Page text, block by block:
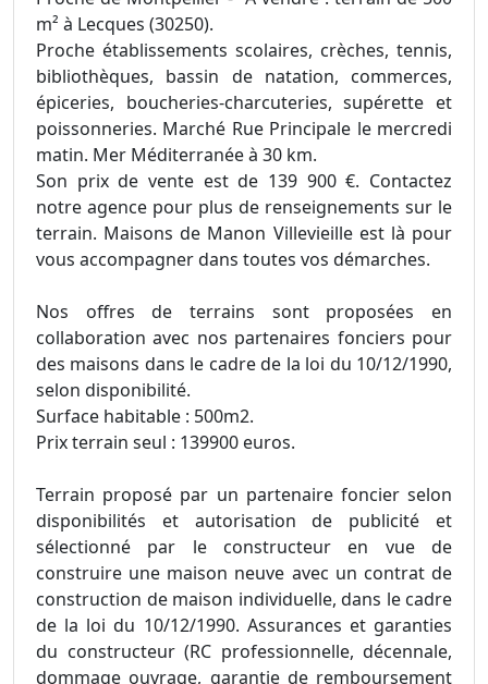
m² à Lecques (30250).
Proche établissements scolaires, crèches, tennis,
bibliothèques, bassin de natation, commerces,
épiceries, boucheries-charcuteries, supérette et
poissonneries. Marché Rue Principale le mercredi
matin. Mer Méditerranée à 30 km.
Son prix de vente est de 139 900 €. Contactez
notre agence pour plus de renseignements sur le
terrain. Maisons de Manon Villevieille est là pour
vous accompagner dans toutes vos démarches.
Nos offres de terrains sont proposées en
collaboration avec nos partenaires fonciers pour
des maisons dans le cadre de la loi du 10/12/1990,
selon disponibilité.
Surface habitable : 500m2.
Prix terrain seul : 139900 euros.
Terrain proposé par un partenaire foncier selon
disponibilités et autorisation de publicité et
sélectionné par le constructeur en vue de
construire une maison neuve avec un contrat de
construction de maison individuelle, dans le cadre
de la loi du 10/12/1990. Assurances et garanties
du constructeur (RC professionnelle, décennale,
dommage ouvrage, garantie de remboursement